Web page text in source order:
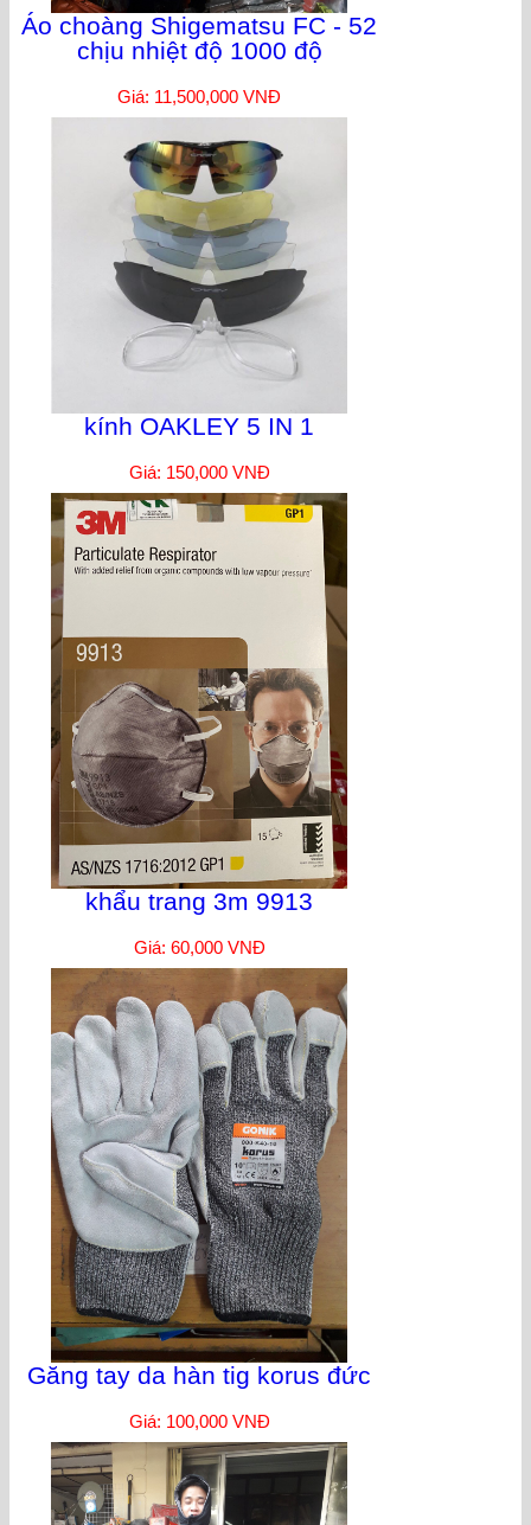
Áo choàng Shigematsu FC - 52
chịu nhiệt độ 1000 độ
Giá: 11,500,000 VNĐ
kính OAKLEY 5 IN 1
Giá: 150,000 VNĐ
khẩu trang 3m 9913
Giá: 60,000 VNĐ
Găng tay da hàn tig korus đức
Giá: 100,000 VNĐ